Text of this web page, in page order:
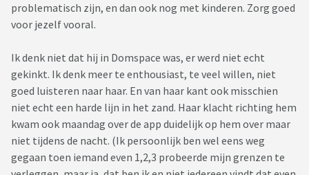
problematisch zijn, en dan ook nog met kinderen. Zorg goed
voor jezelf vooral.
Ik denk niet dat hij in Domspace was, er werd niet echt
gekinkt. Ik denk meer te enthousiast, te veel willen, niet
goed luisteren naar haar. En van haar kant ook misschien
niet echt een harde lijn in het zand. Haar klacht richting hem
kwam ook maandag over de app duidelijk op hem over maar
niet tijdens de nacht. (Ik persoonlijk ben wel eens weg
gegaan toen iemand even 1,2,3 probeerde mijn grenzen te